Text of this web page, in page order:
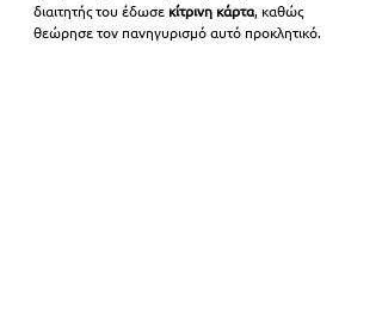
διαιτητής του έδωσε κίτρινη κάρτα, καθώς
θεώρησε τον πανηγυρισμό αυτό προκλητικό.